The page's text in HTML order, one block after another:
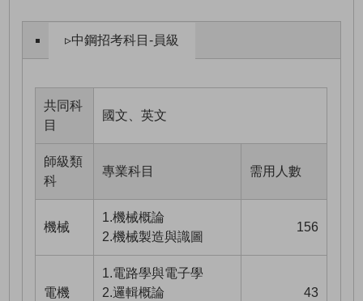
▹中鋼招考科目-員級
共同科
目
國文、英文
師級類
科
專業科目 需用人數
機械
1.機械概論
2.機械製造與識圖
156
電機
1.電路學與電子學
2.邏輯概論
43